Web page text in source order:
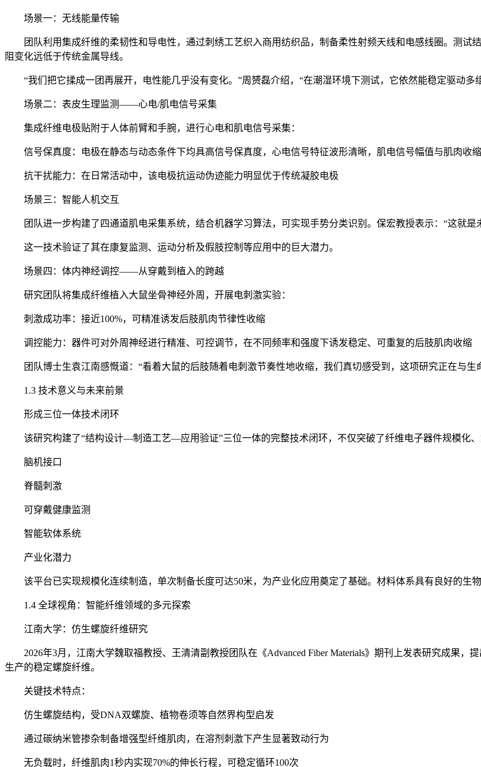
场景一：无线能量传输
团队利用集成纤维的柔韧性和导电性，通过刺绣工艺织入商用纺织品，制备柔性射频天线和电感线圈。测试
阻变化远低于传统金属导线。
“我们把它揉成一团再展开，电性能几乎没有变化。”周赟磊介绍，“在潮湿环境下测试，它依然能稳定驱动多
场景二：表皮生理监测——心电/肌电信号采集
集成纤维电极贴附于人体前臂和手腕，进行心电和肌电信号采集：
信号保真度：电极在静态与动态条件下均具高信号保真度，心电信号特征波形清晰，肌电信号幅值与肌肉收
抗干扰能力：在日常活动中，该电极抗运动伪迹能力明显优于传统凝胶电极
场景三：智能人机交互
团队进一步构建了四通道肌电采集系统，结合机器学习算法，可实现手势分类识别。保宏教授表示：“这就是
这一技术验证了其在康复监测、运动分析及假肢控制等应用中的巨大潜力。
场景四：体内神经调控——从穿戴到植入的跨越
研究团队将集成纤维植入大鼠坐骨神经外周，开展电刺激实验：
刺激成功率：接近100%，可精准诱发后肢肌肉节律性收缩
调控能力：器件可对外周神经进行精准、可控调节，在不同频率和强度下诱发稳定、可重复的后肢肌肉收缩
团队博士生袁江南感慨道：“看着大鼠的后肢随着电刺激节奏性地收缩，我们真切感受到，这项研究正在与生
1.3 技术意义与未来前景
形成三位一体技术闭环
该研究构建了“结构设计—制造工艺—应用验证”三位一体的完整技术闭环，不仅突破了纤维电子器件规模化、
脑机接口
脊髓刺激
可穿戴健康监测
智能软体系统
产业化潜力
该平台已实现规模化连续制造，单次制备长度可达50米，为产业化应用奠定了基础。材料体系具有良好的生物
1.4 全球视角：智能纤维领域的多元探索
江南大学：仿生螺旋纤维研究
2026年3月，江南大学魏取福教授、王清清副教授团队在《Advanced Fiber Materials》期刊上发表研究成果，
生产的稳定螺旋纤维。
关键技术特点：
仿生螺旋结构，受DNA双螺旋、植物卷须等自然界构型启发
通过碳纳米管掺杂制备增强型纤维肌肉，在溶剂刺激下产生显著致动行为
无负载时，纤维肌肉1秒内实现70%的伸长行程，可稳定循环100次